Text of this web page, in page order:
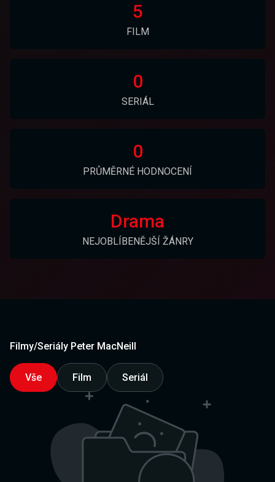
5
FILM
0
SERIÁL
0
PRŮMĚRNÉ HODNOCENÍ
Drama
NEJOBLÍBENĚJŠÍ ŽÁNRY
Filmy/Seriály Peter MacNeill
Vše Film Seriál